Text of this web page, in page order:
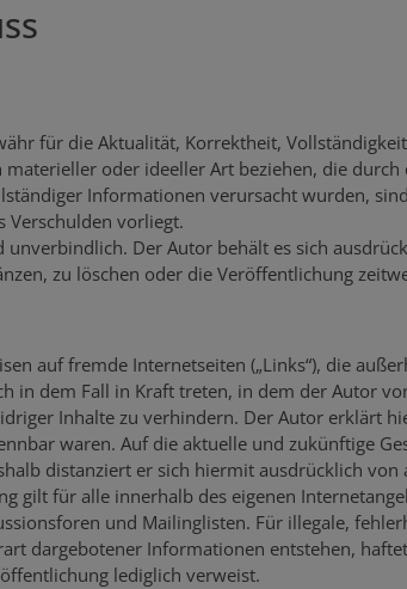
für die Aktualität, Korrektheit,
materieller oder ideeller Art beziehen, die
Informationen verursacht wurden,
Verschulden vorliegt.
Der Autor behält es sich
zu löschen oder die Veröffentlichung
auf fremde Internetseiten („Links“), die
in dem Fall in Kraft treten, in dem der Autor
Inhalte zu verhindern. Der Autor erklärt
waren. Auf die aktuelle und zukünftige
distanziert er sich hiermit ausdrücklich
gilt für alle innerhalb des eigenen
und Mailinglisten. Für illegale,
dargebotener Informationen entstehen,
lediglich verweist.